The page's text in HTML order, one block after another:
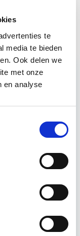
te
media te bieden
Ook delen we
met onze
en analyse
wo 30 sep
in vastgoed